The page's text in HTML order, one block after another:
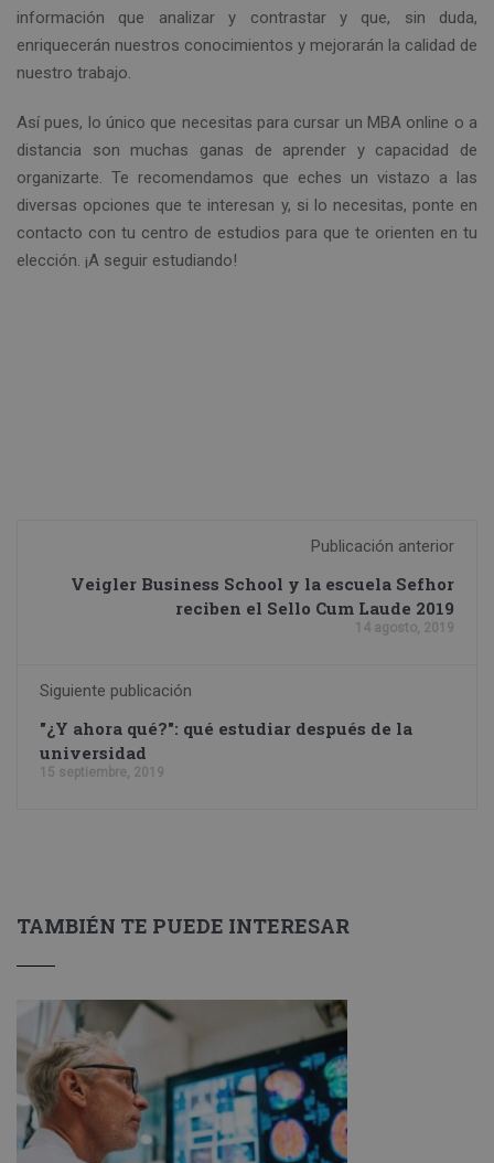
información que analizar y contrastar y que, sin duda,
enriquecerán nuestros conocimientos y mejorarán la calidad de
nuestro trabajo.
Así pues, lo único que necesitas para cursar un MBA online o a
distancia son muchas ganas de aprender y capacidad de
organizarte. Te recomendamos que eches un vistazo a las
diversas opciones que te interesan y, si lo necesitas, ponte en
contacto con tu centro de estudios para que te orienten en tu
elección. ¡A seguir estudiando!
Publicación anterior
Veigler Business School y la escuela Sefhor
reciben el Sello Cum Laude 2019
14 agosto, 2019
Siguiente publicación
"¿Y ahora qué?": qué estudiar después de la
universidad
15 septiembre, 2019
TAMBIÉN TE PUEDE INTERESAR